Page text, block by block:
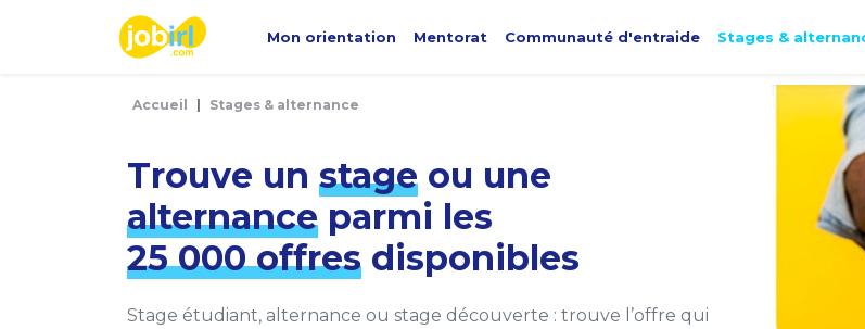
Mon orientation Mentorat Communauté d'entraide Stages &
Accueil Stages & alternance
Trouve un stage ou une
alternance parmi les
25 000 offres disponibles
Stage étudiant, alternance ou stage découverte : trouve l’offre qui
Panneau de gestion des cookies